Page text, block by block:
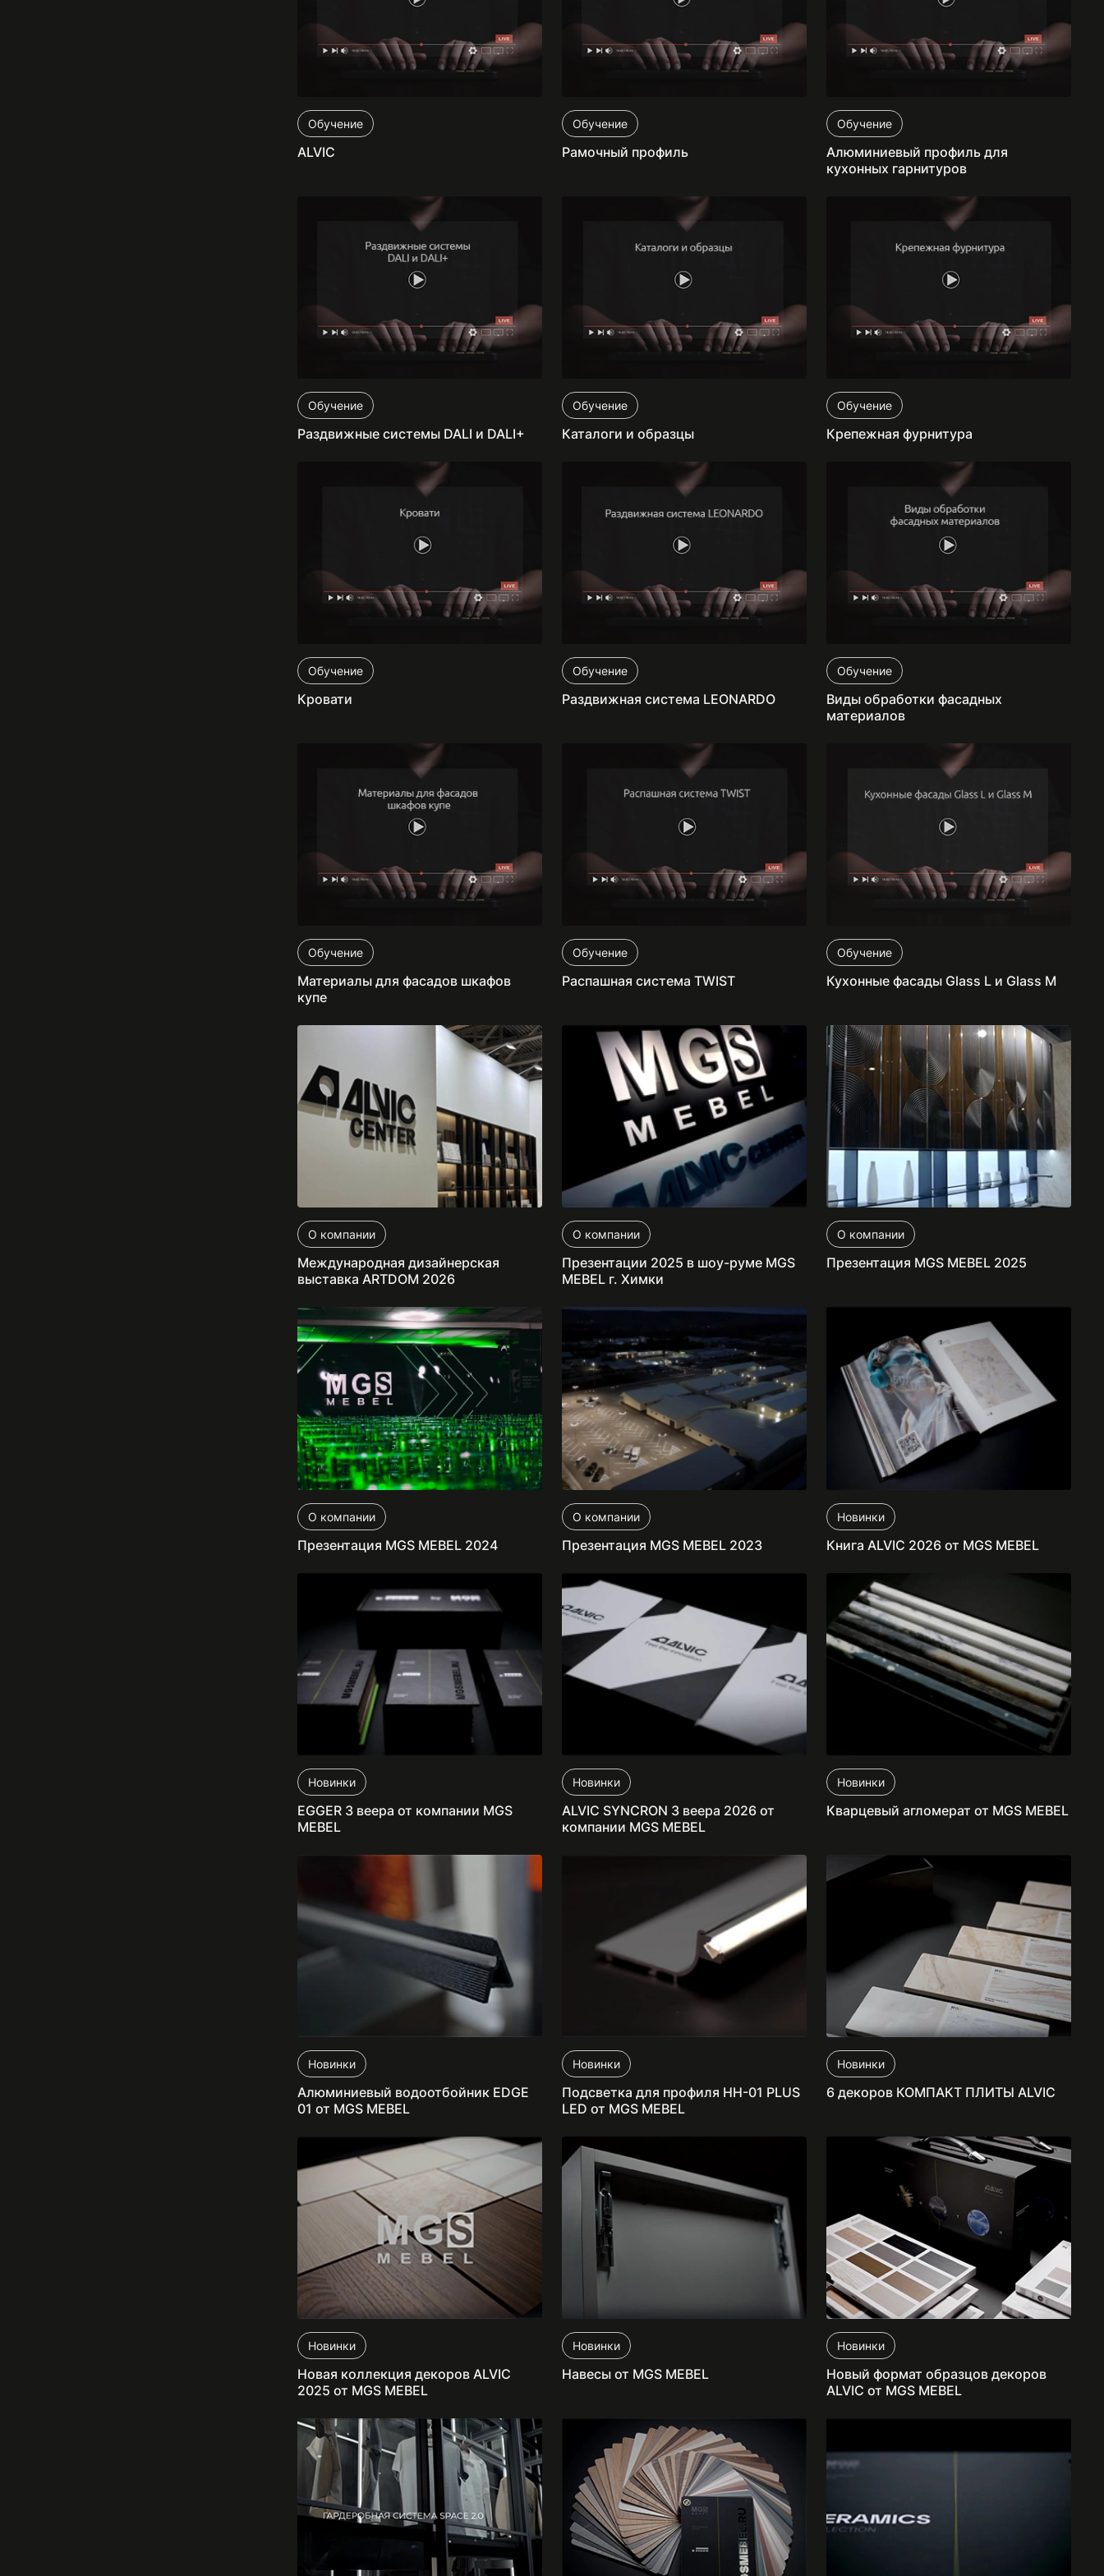
Обучение
ALVIC
Обучение
Рамочный профиль
Обучение
Алюминиевый профиль для
кухонных гарнитуров
Обучение
Раздвижные системы DALI и DALI+
Обучение
Каталоги и образцы
Обучение
Крепежная фурнитура
Обучение
Кровати
Обучение
Раздвижная система LEONARDO
Обучение
Виды обработки фасадных
материалов
Обучение
Материалы для фасадов шкафов
купе
Обучение
Распашная система TWIST
Обучение
Кухонные фасады Glass L и Glass M
О компании
Международная дизайнерская
выставка ARTDOM 2026
О компании
Презентации 2025 в шоу-руме MGS
MEBEL г. Химки
О компании
Презентация MGS MEBEL 2025
О компании
Презентация MGS MEBEL 2024
О компании
Презентация MGS MEBEL 2023
Новинки
Книга ALVIC 2026 от MGS MEBEL
Новинки
EGGER 3 веера от компании MGS
MEBEL
Новинки
ALVIC SYNCRON 3 веера 2026 от
компании MGS MEBEL
Новинки
Кварцевый агломерат от MGS MEBEL
Новинки
Алюминиевый водоотбойник EDGE
01 от MGS MEBEL
Новинки
Подсветка для профиля HH-01 PLUS
LED от MGS MEBEL
Новинки
6 декоров КОМПАКТ ПЛИТЫ ALVIC
Новинки
Новая коллекция декоров ALVIC
2025 от MGS MEBEL
Новинки
Навесы от MGS MEBEL
Новинки
Новый формат образцов декоров
ALVIC от MGS MEBEL